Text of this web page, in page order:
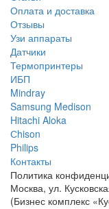
Оплата и доставка
Отзывы
Узи аппараты
Датчики
Термопринтеры
ИБП
Mindray
Samsung Medison
Hitachi Aloka
Сhison
Philips
Контакты
Политика
Москва, ул.
(Бизнес комплекс